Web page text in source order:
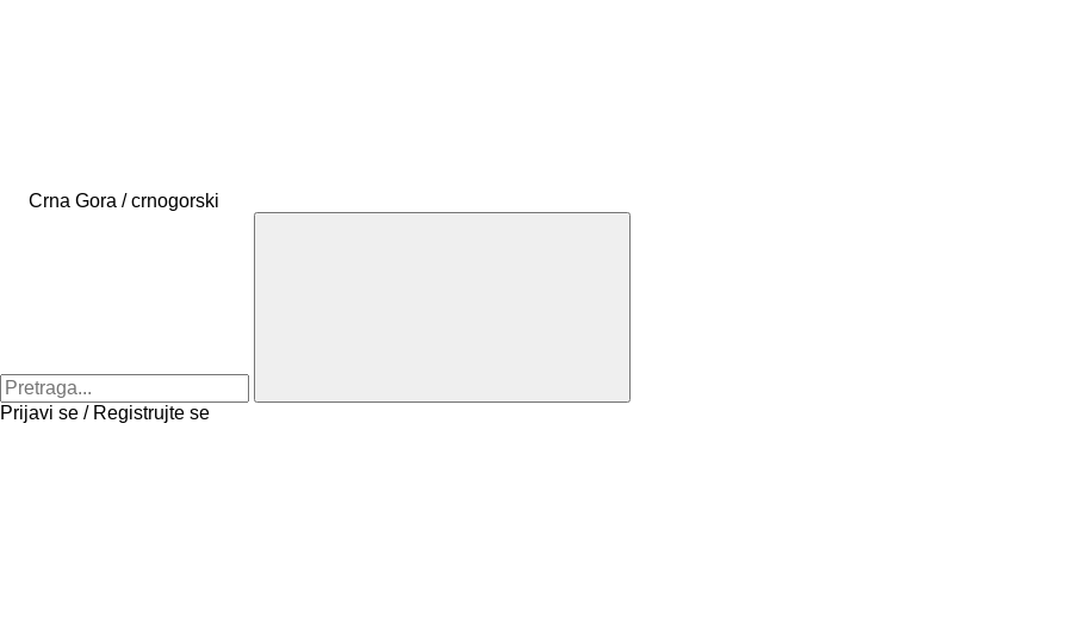
Crna Gora / crnogorski
Prijavi se / Registrujte se